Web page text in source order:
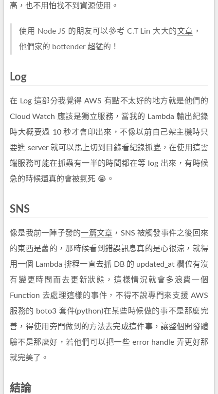
高，也不用怕找不到資源使用。
使用 Node JS 的朋友可以參考 C.T Lin 大大的文章 ，
他們家的 bottender 超猛的！
Log
在 Log 這部分我覺得 AWS 有點不太好的地方就是他們的
Cloud Watch 應該是獨立服務，當我的 Lambda 輸出紀錄
時大概要過 10 秒才會印出來，不像以前自己架主機時只
要進 server 就可以馬上切到目錄看紀錄抓蟲，在使用這雲
端服務可能在抓蟲有一半的時間都在等 log 出來，有時候
急的時候還真的會被氣死 😭。
SNS
像是我前一陣子發的一篇文章 ，SNS 被觸發事件之後回來
的東西是舊的，那時候看到錯誤訊息真的是心很涼，就得
用一個 Lambda 排程一直去抓 DB 的 updated_at 欄位有沒
有變更時間而去更新狀態，這樣情況就會多浪費一個
Function 去處理這樣的事件，不得不說專門來支援 AWS
服務的 boto3 套件(python)在某些時候做的事不是那麼完
善，得使用旁門做到的方法去完成這件事，讓整個開發體
驗不是那麼好，若他們可以把一些 error handle 弄更好那
就完美了。
結論